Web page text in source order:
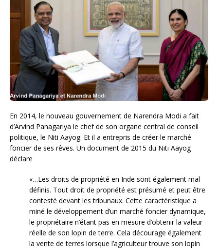
En 2014, le nouveau gouvernement de Narendra Modi a fait
d’Arvind Panagariya le chef de son organe central de conseil
politique, le Niti Aayog. Et il a entrepris de créer le marché
foncier de ses rêves. Un document de 2015 du Niti Aayog
déclare
«…Les droits de propriété en Inde sont également mal
définis. Tout droit de propriété est présumé et peut être
contesté devant les tribunaux. Cette caractéristique a
miné le développement d’un marché foncier dynamique,
le propriétaire n’étant pas en mesure d’obtenir la valeur
réelle de son lopin de terre. Cela décourage également
la vente de terres lorsque l’agriculteur trouve son lopin